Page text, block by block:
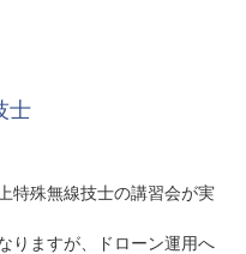
士
特殊無線技士の講習会が実
りますが、ドローン運用へ